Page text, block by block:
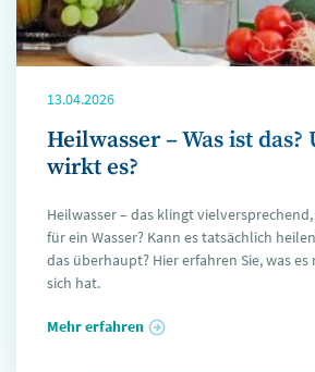
13.04.2026
Heilwasser – Was ist das?
wirkt es?
Heilwasser – das klingt
für ein Wasser? Kann es tatsächlich
das überhaupt? Hier erfahren Sie, was
sich hat.
Mehr erfahren